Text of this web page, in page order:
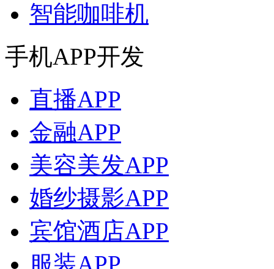
智能咖啡机
手机APP开发
直播APP
金融APP
美容美发APP
婚纱摄影APP
宾馆酒店APP